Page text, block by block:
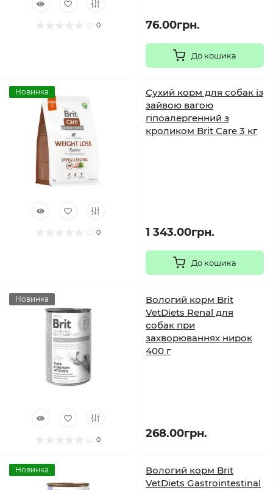
0 76.00грн.
До кошика
Новинка
0
Сухий корм для собак із
зайвою вагою
гіпоалергенний з
кроликом Brit Care 3 кг
1 343.00грн.
До кошика
Новинка
0
Вологий корм Brit
VetDiets Renal для
собак при
захворюваннях нирок
400 г
268.00грн.
Новинка
Вологий корм Brit
VetDiets Gastrointestinal